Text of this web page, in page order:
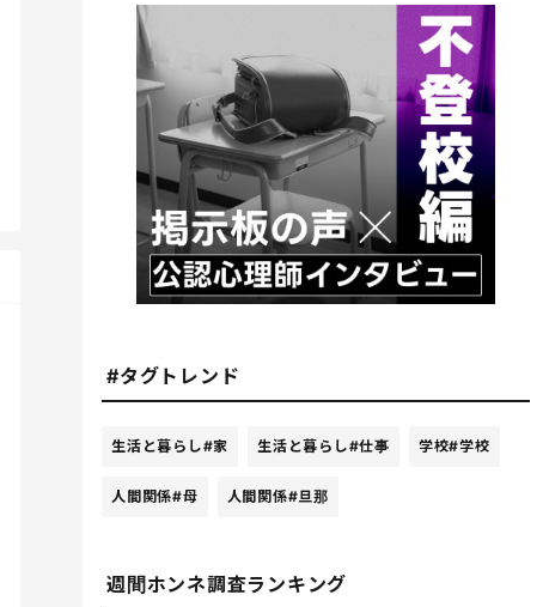
#タグトレンド
生活と暮らし#家 生活と暮らし#仕事 学校#学校
人間関係#母 人間関係#旦那
週間ホンネ調査ランキング